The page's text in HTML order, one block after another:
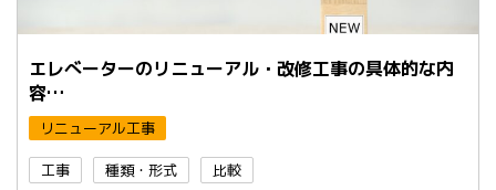
エレべーターのリニューアル・改修工事の具体的な内
容…
リニューアル工事
工事 種類・形式 比較